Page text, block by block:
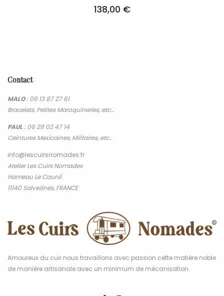
138,00 €
Contact
MALO:06 13 87 27 61
Bracelets, Petites Maroquineries, etc…
PAUL:06 29 02 47 14
Ceintures Mexicaines, Militaires, etc…
info@lescuirsnomades.fr
Atelier Les Cuirs Nomades
Hameau Le Caunil
11140 Salvezines, FRANCE
Amoureux du cuir nous travaillons avec passion cette matière noble
de manière artisanale avec un minimum de mécanisation.